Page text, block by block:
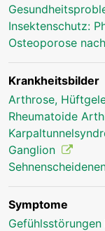
Insektenschutz:
Osteoporose
Krankheitsbilder
Arthrose,
Rheumatoide
Ganglion
Symptome